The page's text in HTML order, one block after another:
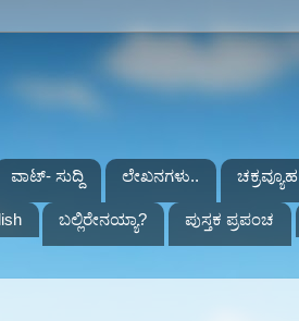
ವಾಟ್- ಸುದ್ದಿ ಲೇಖನಗಳು.. ಚಕ್ರವ್ಯೂಹ
ಬಲ್ಲಿರೇನಯ್ಯಾ? ಪುಸ್ತಕ ಪ್ರಪಂಚ